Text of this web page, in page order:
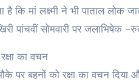
है कि मां लक्ष्मी ने भी पाताल लोक
पांचवीं सोमवारी पर जलाभिषेक -
का वचन
पर बहनों को रक्षा का वचन दिया